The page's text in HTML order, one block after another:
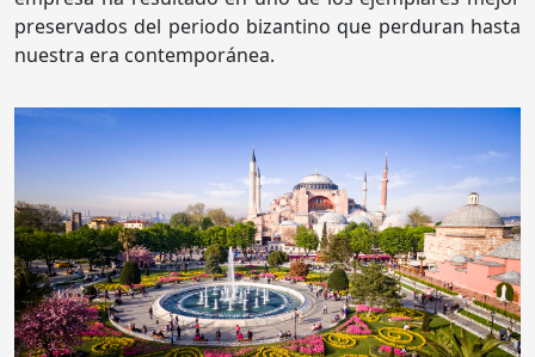
preservados del periodo bizantino que perduran hasta
nuestra era contemporánea.